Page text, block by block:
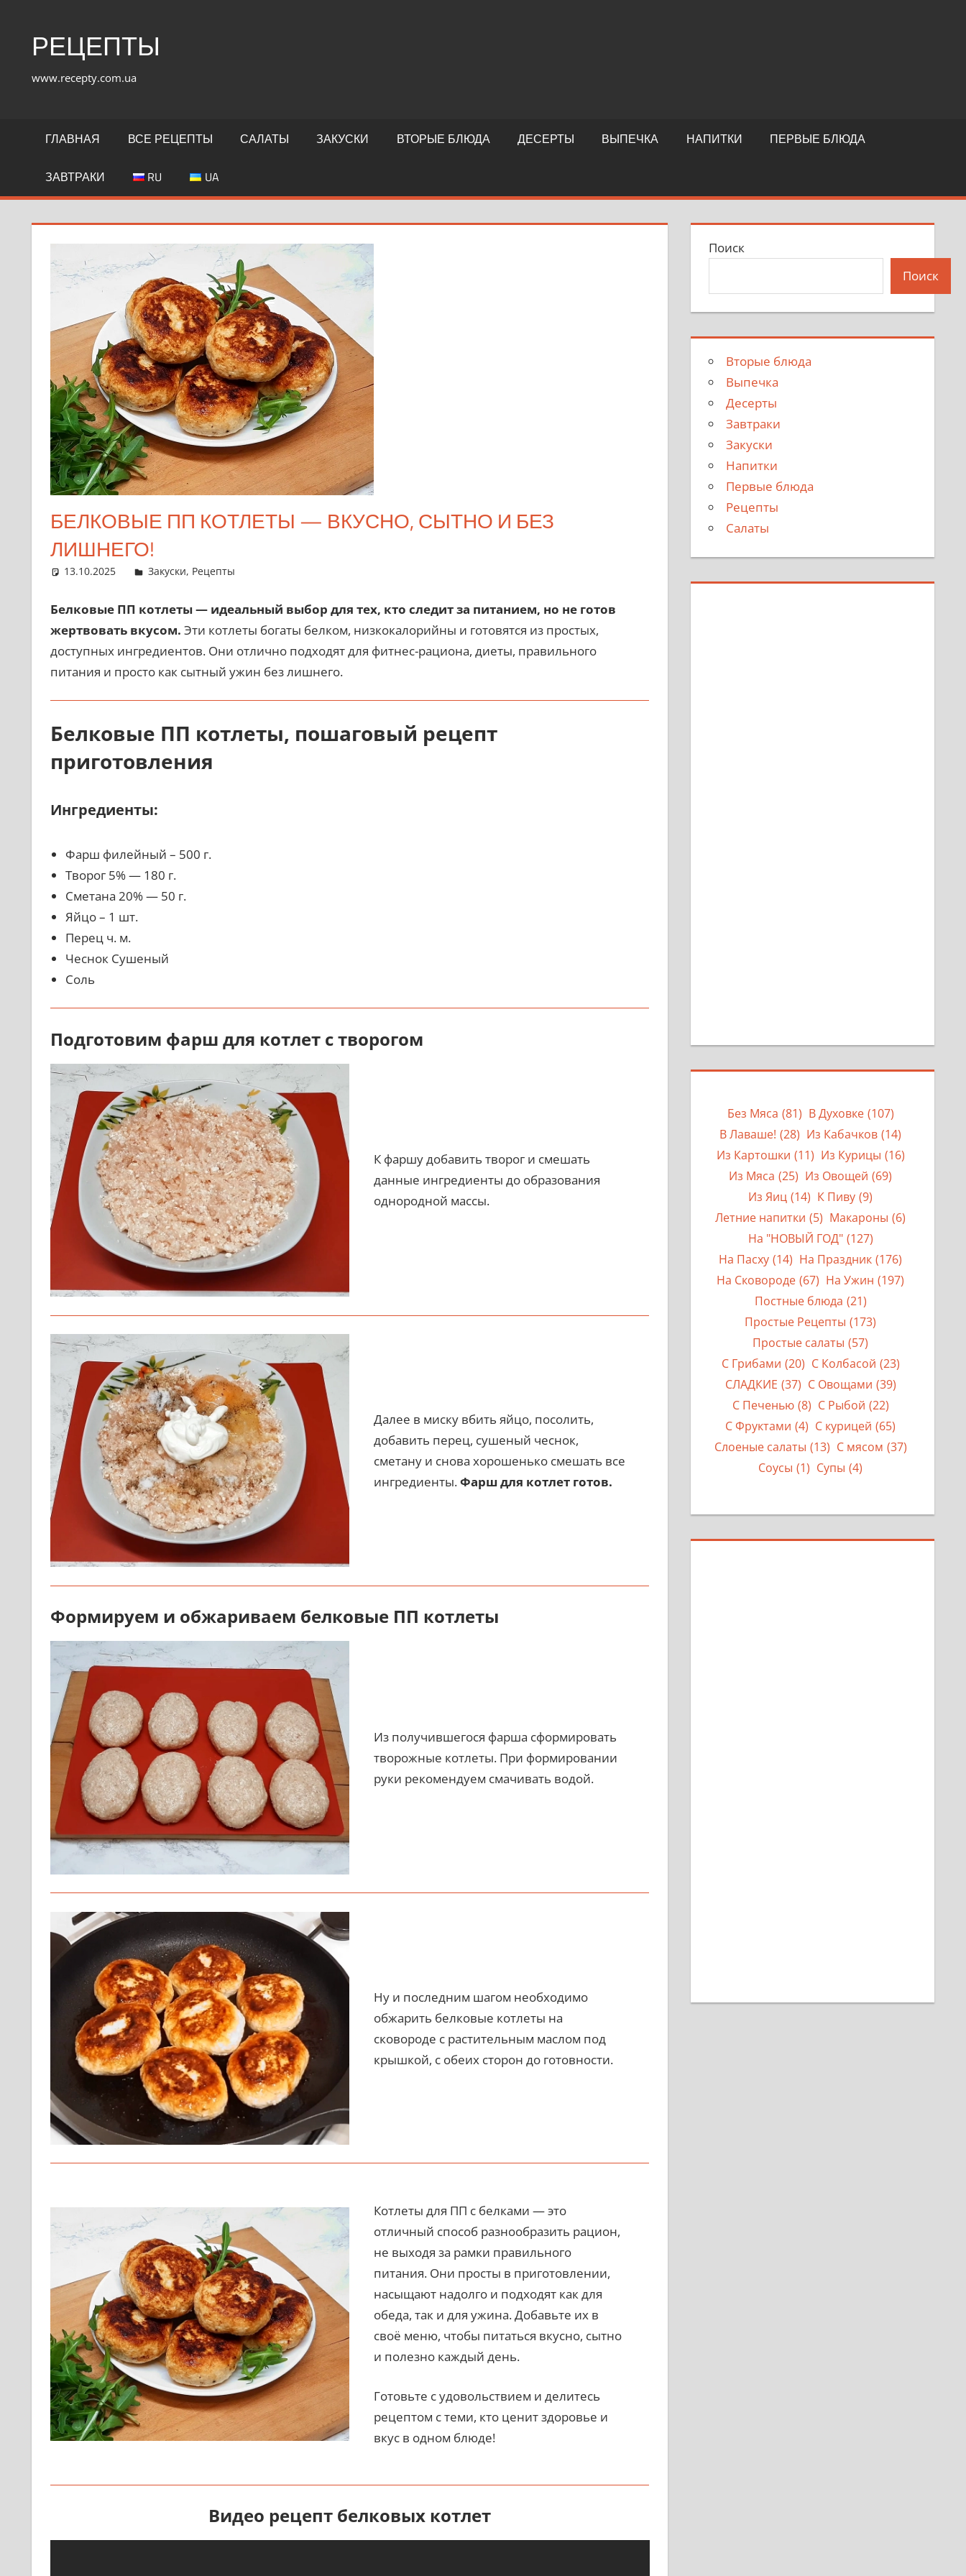
содержимому
РЕЦЕПТЫ
www.recepty.com.ua
ГЛАВНАЯ ВСЕ РЕЦЕПТЫ САЛАТЫ ЗАКУСКИ ВТОРЫЕ БЛЮДА ДЕСЕРТЫ ВЫПЕЧКА НАПИТКИ ПЕРВЫЕ БЛЮДА
ЗАВТРАКИ RU UA
БЕЛКОВЫЕ ПП КОТЛЕТЫ — ВКУСНО, СЫТНО И БЕЗ
ЛИШНЕГО!
13.10.2025 admin
Закуски, Рецепты
Белковые ПП котлеты — идеальный выбор для тех, кто следит за питанием, но не готов
жертвовать вкусом. Эти котлеты богаты белком, низкокалорийны и готовятся из простых,
доступных ингредиентов. Они отлично подходят для фитнес-рациона, диеты, правильного
питания и просто как сытный ужин без лишнего.
Белковые ПП котлеты, пошаговый рецепт
приготовления
Ингредиенты:
Фарш филейный – 500 г.
Творог 5% — 180 г.
Сметана 20% — 50 г.
Яйцо – 1 шт.
Перец ч. м.
Чеснок Сушеный
Соль
Подготовим фарш для котлет с творогом
К фаршу добавить творог и смешать
данные ингредиенты до образования
однородной массы.
Далее в миску вбить яйцо, посолить,
добавить перец, сушеный чеснок,
сметану и снова хорошенько смешать все
ингредиенты.Фарш для котлет готов.
Формируем и обжариваем белковые ПП котлеты
Из получившегося фарша сформировать
творожные котлеты. При формировании
руки рекомендуем смачивать водой.
Ну и последним шагом необходимо
обжарить белковые котлеты на
сковороде с растительным маслом под
крышкой, с обеих сторон до готовности.
Котлеты для ПП с белками — это
отличный способ разнообразить рацион,
не выходя за рамки правильного
питания. Они просты в приготовлении,
насыщают надолго и подходят как для
обеда, так и для ужина. Добавьте их в
своё меню, чтобы питаться вкусно, сытно
и полезно каждый день.
Готовьте с удовольствием и делитесь
рецептом с теми, кто ценит здоровье и
вкус в одном блюде!
Видео рецепт белковых котлет
Поиск
Поиск
Вторые блюда
Выпечка
Десерты
Завтраки
Закуски
Напитки
Первые блюда
Рецепты
Салаты
Без Мяса (81) В Духовке (107)
В Лаваше! (28) Из Кабачков (14)
Из Картошки (11) Из Курицы (16)
Из Мяса (25) Из Овощей (69)
Из Яиц (14) К Пиву (9)
Летние напитки (5) Макароны (6)
На "НОВЫЙ ГОД" (127)
На Пасху (14) На Праздник (176)
На Сковороде (67) На Ужин (197)
Постные блюда (21)
Простые Рецепты (173)
Простые салаты (57)
С Грибами (20) С Колбасой (23)
СЛАДКИЕ (37) С Овощами (39)
С Печенью (8) С Рыбой (22)
С Фруктами (4) С курицей (65)
Слоеные салаты (13) С мясом (37)
Соусы (1) Супы (4)